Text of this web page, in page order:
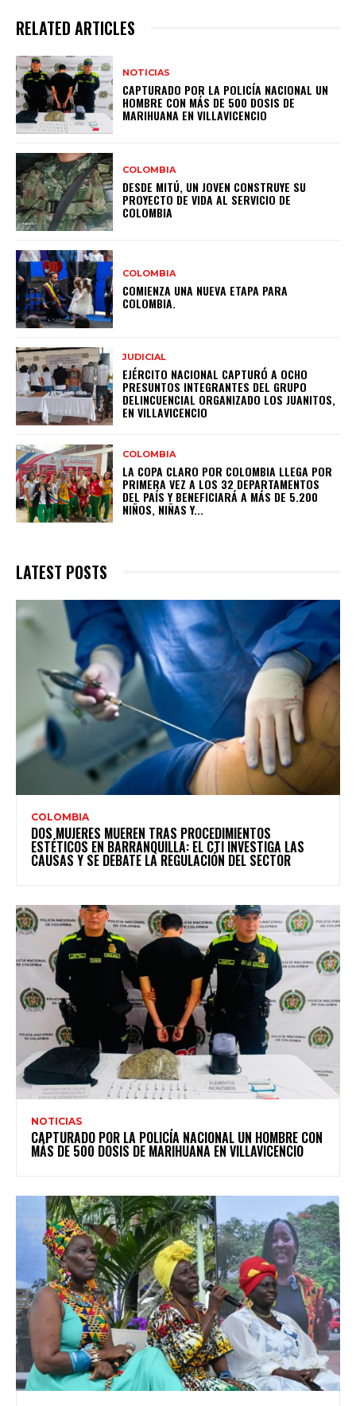
RELATED ARTICLES
NOTICIAS
CAPTURADO POR LA POLICÍA NACIONAL UN
HOMBRE CON MÁS DE 500 DOSIS DE
MARIHUANA EN VILLAVICENCIO
COLOMBIA
DESDE MITÚ, UN JOVEN CONSTRUYE SU
PROYECTO DE VIDA AL SERVICIO DE
COLOMBIA
COLOMBIA
COMIENZA UNA NUEVA ETAPA PARA
COLOMBIA.
JUDICIAL
EJÉRCITO NACIONAL CAPTURÓ A OCHO
PRESUNTOS INTEGRANTES DEL GRUPO
DELINCUENCIAL ORGANIZADO LOS JUANITOS,
EN VILLAVICENCIO
COLOMBIA
LA COPA CLARO POR COLOMBIA LLEGA POR
PRIMERA VEZ A LOS 32 DEPARTAMENTOS
DEL PAÍS Y BENEFICIARÁ A MÁS DE 5.200
NIÑOS, NIÑAS Y...
LATEST POSTS
COLOMBIA
DOS MUJERES MUEREN TRAS PROCEDIMIENTOS
ESTÉTICOS EN BARRANQUILLA: EL CTI INVESTIGA LAS
CAUSAS Y SE DEBATE LA REGULACIÓN DEL SECTOR
NOTICIAS
CAPTURADO POR LA POLICÍA NACIONAL UN HOMBRE CON
MÁS DE 500 DOSIS DE MARIHUANA EN VILLAVICENCIO